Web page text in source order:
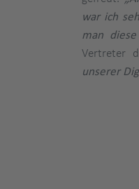
war ich
man
Vertreter
unserer